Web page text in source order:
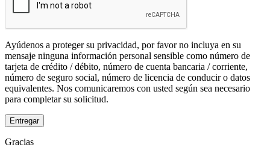
Ayúdenos a proteger su privacidad, por favor no incluya en su
mensaje ninguna información personal sensible como número de
tarjeta de crédito / débito, número de cuenta bancaria / corriente,
número de seguro social, número de licencia de conducir o datos
equivalentes. Nos comunicaremos con usted según sea necesario
para completar su solicitud.
Entregar
Gracias